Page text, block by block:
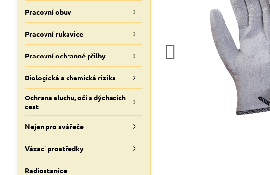
Pracovní obuv
Pracovní rukavice
Pracovní ochranné přilby
Biologická a chemická rizika
Ochrana sluchu, očí a dýchacích
cest
Nejen pro svářeče
Vázací prostředky
Radiostanice